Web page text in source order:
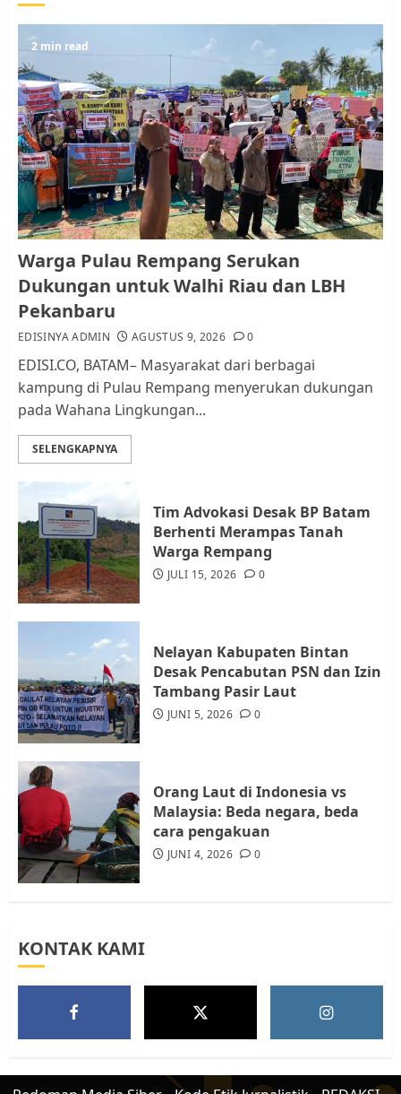
5
Resahkan Warga
JULI 17, 2026 0
1
Warga Pulau Rempang Serukan
Dukungan untuk Walhi Riau
dan LBH Pekanbaru
AGUSTUS 9, 2026 0
2
Pemko Batam Tegaskan RT dan
RW bukan Petugas Pendataan
dan Pemungutan Pajak
3
Kader Pajak jadi Penghubung
Pemerintah dan Masyarakat di
4
Datangi Pemko Batam, Warga
Rempang Protes Lahan Mereka
Diambil untuk Sekolah Rakyat
5
Warga Rempang Ajukan
Audiensi dengan Wali Kota
Batam, Soroti Aktivitas yang
Resahkan Warga
2 min read
Warga Pulau Rempang Serukan
Dukungan untuk Walhi Riau dan LBH
Pekanbaru
EDISINYA ADMIN AGUSTUS 9, 2026 0
EDISI.CO, BATAM– Masyarakat dari berbagai
kampung di Pulau Rempang menyerukan dukungan
pada Wahana Lingkungan...
SELENGKAPNYA
Tim Advokasi Desak BP Batam
Berhenti Merampas Tanah
Warga Rempang
JULI 15, 2026 0
Nelayan Kabupaten Bintan
Desak Pencabutan PSN dan Izin
Tambang Pasir Laut
JUNI 5, 2026 0
Orang Laut di Indonesia vs
Malaysia: Beda negara, beda
cara pengakuan
JUNI 4, 2026 0
KONTAK KAMI